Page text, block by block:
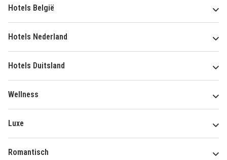
Hotels België
Hotels Nederland
Hotels Duitsland
Wellness
Luxe
Romantisch